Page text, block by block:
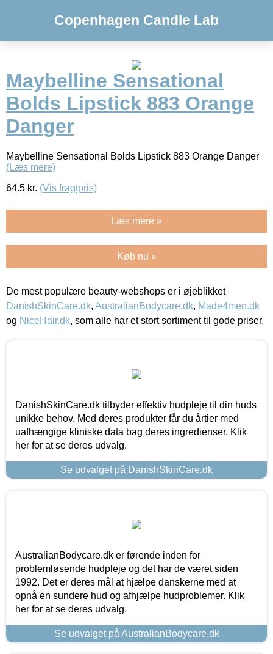
Copenhagen Candle Lab
Maybelline Sensational
Bolds Lipstick 883 Orange
Danger
Maybelline Sensational Bolds Lipstick 883 Orange Danger
(Læs mere)
64.5 kr. (Vis fragtpris)
Læs mere »
Køb nu »
De mest populære beauty-webshops er i øjeblikket
DanishSkinCare.dk, AustralianBodycare.dk, Made4men.dk
og NiceHair.dk, som alle har et stort sortiment til gode priser.
DanishSkinCare.dk tilbyder effektiv hudpleje til din huds
unikke behov. Med deres produkter får du årtier med
uafhængige kliniske data bag deres ingredienser. Klik
her for at se deres udvalg.
Se udvalget på DanishSkinCare.dk
AustralianBodycare.dk er førende inden for
problemløsende hudpleje og det har de været siden
1992. Det er deres mål at hjælpe danskerne med at
opnå en sundere hud og afhjælpe hudproblemer. Klik
her for at se deres udvalg.
Se udvalget på AustralianBodycare.dk